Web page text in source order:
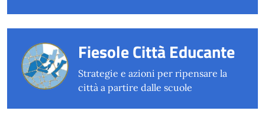
Fiesole Città Educante
Strategie e azioni per ripensare la
città a partire dalle scuole